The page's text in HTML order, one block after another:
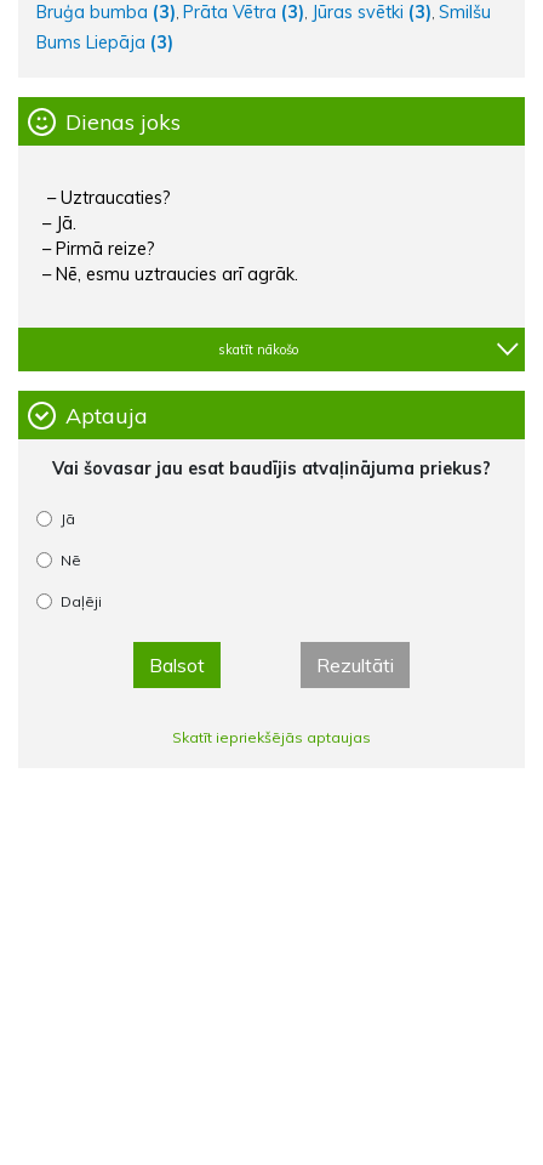
Bruģa bumba (3), Prāta Vētra (3), Jūras svētki (3), Smilšu
Bums Liepāja (3)
Dienas joks
– Uztraucaties?
– Jā.
– Pirmā reize?
– Nē, esmu uztraucies arī agrāk.
skatīt nākošo
Aptauja
Vai šovasar jau esat baudījis atvaļinājuma priekus?
Jā
Nē
Daļēji
Balsot Rezultāti
Skatīt iepriekšējās aptaujas